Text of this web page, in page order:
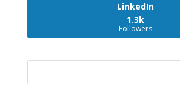
LinkedIn
1.3k
Followers